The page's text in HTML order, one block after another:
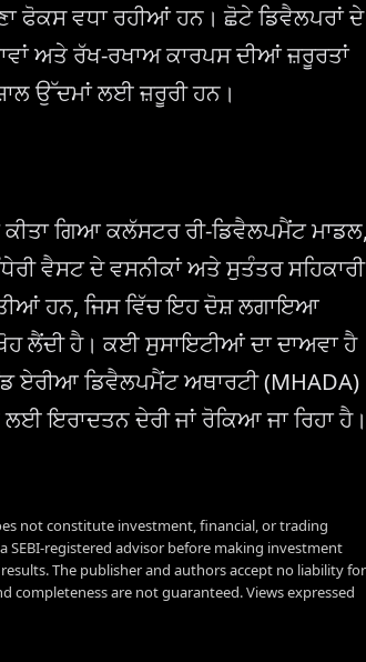
ਫੋਕਸ ਵਧਾ ਰਹੀਆਂ ਹਨ। ਛੋਟੇ ਡਿਵੈਲਪਰਾਂ ਦੇ
ਅਤੇ ਰੱਖ-ਰਖਾਅ ਕਾਰਪਸ ਦੀਆਂ ਜ਼ਰੂਰਤਾਂ
ਉੱਦਮਾਂ ਲਈ ਜ਼ਰੂਰੀ ਹਨ।
ਗਿਆ ਕਲੱਸਟਰ ਰੀ-ਡਿਵੈਲਪਮੈਂਟ
ਵੈਸਟ ਦੇ ਵਸਨੀਕਾਂ ਅਤੇ ਸੁਤੰਤਰ ਸਹਿਕਾਰੀ
ਹਨ, ਜਿਸ ਵਿੱਚ ਇਹ ਦੋਸ਼ ਲਗਾਇਆ
ਲੈਂਦੀ ਹੈ। ਕਈ ਸੁਸਾਇਟੀਆਂ ਦਾ ਦਾਅਵਾ ਹੈ
ਏਰੀਆ ਡਿਵੈਲਪਮੈਂਟ ਅਥਾਰਟੀ (MHADA)
ਇਰਾਦਤਨ ਦੇਰੀ ਜਾਂ ਰੋਕਿਆ ਜਾ ਰਿਹਾ ਹੈ।
not constitute investment, financial, or trading
SEBI-registered advisor before making investment
The publisher and authors accept no liability for
completeness are not guaranteed. Views expressed